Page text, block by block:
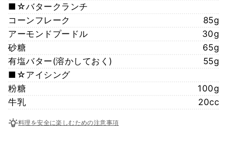
■☆バタークランチ
コーンフレーク
85g
アーモンドプードル
30g
砂糖
65g
有塩バター(溶かしておく)
55g
■☆アイシング
粉糖
100g
牛乳
20cc
料理を安全に楽しむための注意事項